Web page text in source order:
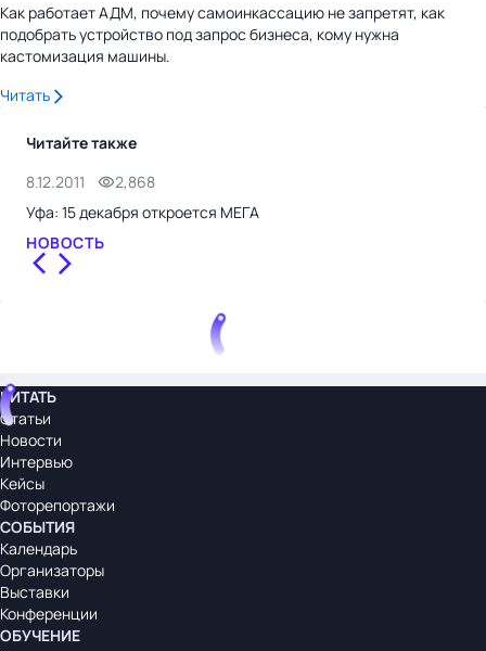
Как работает АДМ, почему самоинкассацию не запретят, как
подобрать устройство под запрос бизнеса, кому нужна
кастомизация машины.
Читать
Читайте также
8.12.2011
2,868
Уфа: 15 декабря откроется МЕГА
НОВОСТЬ
ЧИТАТЬ
Статьи
Новости
Интервью
Кейсы
Фоторепортажи
СОБЫТИЯ
Календарь
Организаторы
Выставки
Конференции
ОБУЧЕНИЕ